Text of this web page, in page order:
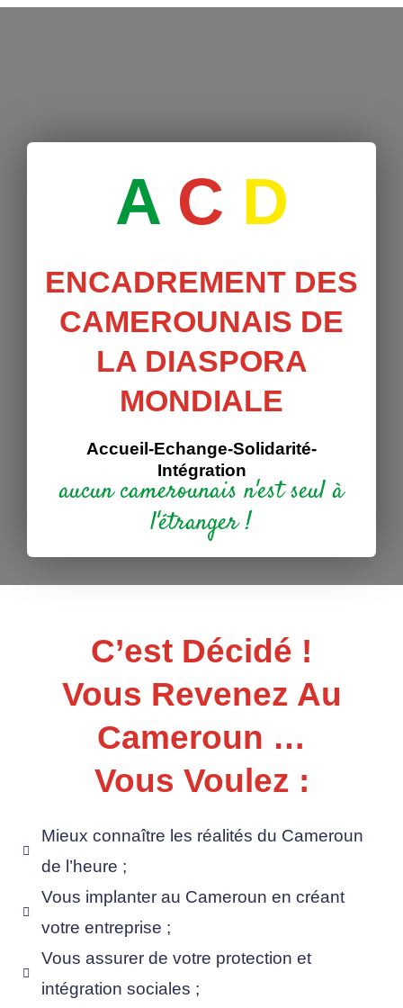
A C D
ENCADREMENT DES
CAMEROUNAIS DE
LA DIASPORA
MONDIALE
Accueil-Echange-Solidarité-
Intégration
aucun camerounais n'est seul à
l'étranger !
C’est Décidé !
Vous Revenez Au
Cameroun …
Vous Voulez :
Mieux connaître les réalités du Cameroun
de l’heure ;
Vous implanter au Cameroun en créant
votre entreprise ;
Vous assurer de votre protection et
intégration sociales ;